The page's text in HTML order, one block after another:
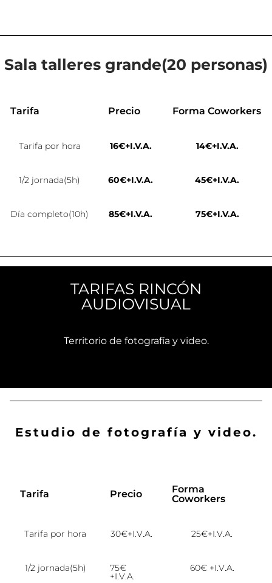
Sala talleres grande(20 personas)
Tarifa Precio Forma Coworkers
Tarifa por hora 16€+I.V.A. 14€+I.V.A.
1/2 jornada(5h) 60€+I.V.A. 45€+I.V.A.
Día completo(10h) 85€+I.V.A. 75€+I.V.A.
TARIFAS RINCÓN
AUDIOVISUAL
Territorio de fotografía y video.
Estudio de fotografía y video.
Tarifa Precio
Forma
Coworkers
Tarifa por hora 30€+I.V.A. 25€+I.V.A.
1/2 jornada(5h) 75€
+I.V.A.
60€ +I.V.A.